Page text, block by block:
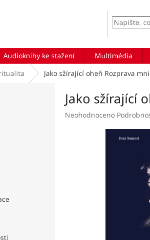
Audioknihy ke stažení Multimédia
Jako sžírající oheň Rozprava
Jako sžírající
Průměrné
Neohodnoceno